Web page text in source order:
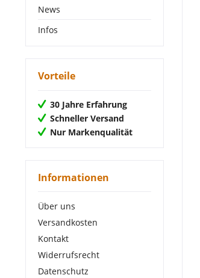
News
Infos
Vorteile
30 Jahre Erfahrung
Schneller Versand
Nur Markenqualität
Informationen
Über uns
Versandkosten
Kontakt
Widerrufsrecht
Datenschutz